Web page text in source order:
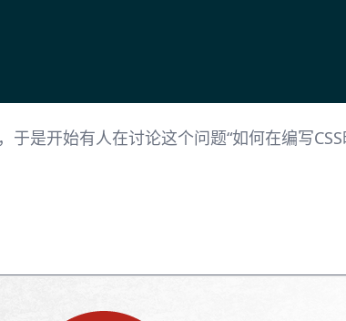
是开始有人在讨论这个问题“如何在编写